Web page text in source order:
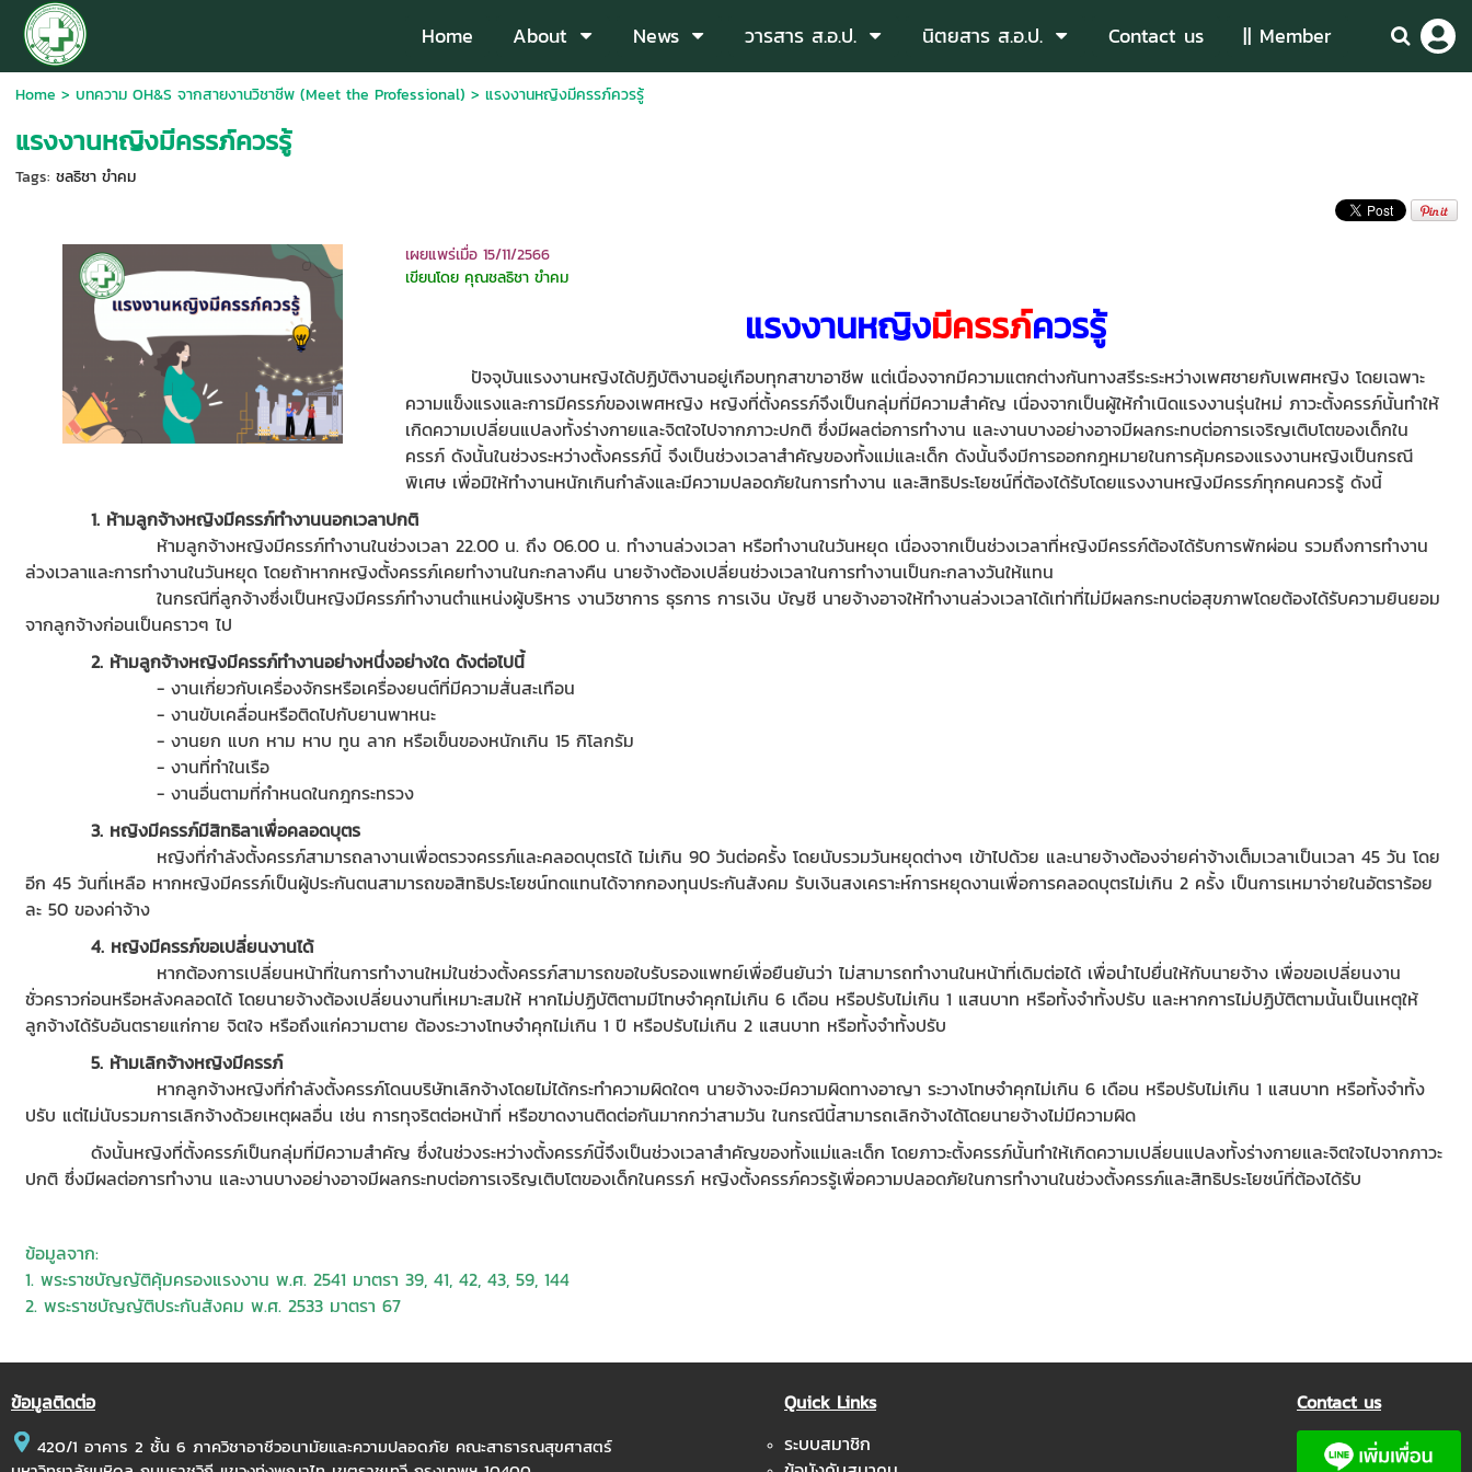
Home About News วารสาร ส.อ.ป. นิตยสาร ส.อ.ป. Contact us || Member
Home > บทความ OH&S จากสายงานวิชาชีพ (Meet the Professional) > แรงงานหญิงมีครรภ์ควรรู้
แรงงานหญิงมีครรภ์ควรรู้
Tags: ชลธิชา ขำคม
เผยแพร่เมื่อ 15/11/2566
เขียนโดย คุณชลธิชา ขำคม
แรงงานหญิงมีครรภ์ควรรู้
ปัจจุบันแรงงานหญิงได้ปฏิบัติงานอยู่เกือบทุกสาขาอาชีพ แต่เนื่องจากมีความแตกต่างกันทางสรีระระหว่างเพศชายกับเพศหญิง โดยเฉพาะ
ความแข็งแรงและการมีครรภ์ของเพศหญิง หญิงที่ตั้งครรภ์จึงเป็นกลุ่มที่มีความสำคัญ เนื่องจากเป็นผู้ให้กำเนิดแรงงานรุ่นใหม่ ภาวะตั้งครรภ์นั้นทำให้
เกิดความเปลี่ยนแปลงทั้งร่างกายและจิตใจไปจากภาวะปกติ ซึ่งมีผลต่อการทำงาน และงานบางอย่างอาจมีผลกระทบต่อการเจริญเติบโตของเด็กใน
ครรภ์ ดังนั้นในช่วงระหว่างตั้งครรภ์นี้ จึงเป็นช่วงเวลาสำคัญของทั้งแม่และเด็ก ดังนั้นจึงมีการออกกฎหมายในการคุ้มครองแรงงานหญิงเป็นกรณี
พิเศษ เพื่อมิให้ทำงานหนักเกินกำลังและมีความปลอดภัยในการทำงาน และสิทธิประโยชน์ที่ต้องได้รับโดยแรงงานหญิงมีครรภ์ทุกคนควรรู้ ดังนี้
1. ห้ามลูกจ้างหญิงมีครรภ์ทำงานนอกเวลาปกติ
ห้ามลูกจ้างหญิงมีครรภ์ทำงานในช่วงเวลา 22.00 น. ถึง 06.00 น. ทำงานล่วงเวลา หรือทำงานในวันหยุด เนื่องจากเป็นช่วงเวลาที่หญิงมีครรภ์ต้องได้รับการพักผ่อน รวมถึงการทำงาน
ล่วงเวลาและการทำงานในวันหยุด โดยถ้าหากหญิงตั้งครรภ์เคยทำงานในกะกลางคืน นายจ้างต้องเปลี่ยนช่วงเวลาในการทำงานเป็นกะกลางวันให้แทน
ในกรณีที่ลูกจ้างซึ่งเป็นหญิงมีครรภ์ทำงานตำแหน่งผู้บริหาร งานวิชาการ ธุรการ การเงิน บัญชี นายจ้างอาจให้ทำงานล่วงเวลาได้เท่าที่ไม่มีผลกระทบต่อสุขภาพโดยต้องได้รับความยินยอม
จากลูกจ้างก่อนเป็นคราวๆ ไป
2. ห้ามลูกจ้างหญิงมีครรภ์ทำงานอย่างหนึ่งอย่างใด ดังต่อไปนี้
- งานเกี่ยวกับเครื่องจักรหรือเครื่องยนต์ที่มีความสั่นสะเทือน
- งานขับเคลื่อนหรือติดไปกับยานพาหนะ
- งานยก แบก หาม หาบ ทูน ลาก หรือเข็นของหนักเกิน 15 กิโลกรัม
- งานที่ทำในเรือ
- งานอื่นตามที่กำหนดในกฎกระทรวง
3. หญิงมีครรภ์มีสิทธิลาเพื่อคลอดบุตร
หญิงที่กำลังตั้งครรภ์สามารถลางานเพื่อตรวจครรภ์และคลอดบุตรได้ ไม่เกิน 90 วันต่อครั้ง โดยนับรวมวันหยุดต่างๆ เข้าไปด้วย และนายจ้างต้องจ่ายค่าจ้างเต็มเวลาเป็นเวลา 45 วัน โดย
อีก 45 วันที่เหลือ หากหญิงมีครรภ์เป็นผู้ประกันตนสามารถขอสิทธิประโยชน์ทดแทนได้จากกองทุนประกันสังคม รับเงินสงเคราะห์การหยุดงานเพื่อการคลอดบุตรไม่เกิน 2 ครั้ง เป็นการเหมาจ่ายในอัตราร้อย
ละ 50 ของค่าจ้าง
4. หญิงมีครรภ์ขอเปลี่ยนงานได้
หากต้องการเปลี่ยนหน้าที่ในการทำงานใหม่ในช่วงตั้งครรภ์สามารถขอใบรับรองแพทย์เพื่อยืนยันว่า ไม่สามารถทำงานในหน้าที่เดิมต่อได้ เพื่อนำไปยื่นให้กับนายจ้าง เพื่อขอเปลี่ยนงาน
ชั่วคราวก่อนหรือหลังคลอดได้ โดยนายจ้างต้องเปลี่ยนงานที่เหมาะสมให้ หากไม่ปฏิบัติตามมีโทษจำคุกไม่เกิน 6 เดือน หรือปรับไม่เกิน 1 แสนบาท หรือทั้งจำทั้งปรับ และหากการไม่ปฏิบัติตามนั้นเป็นเหตุให้
ลูกจ้างได้รับอันตรายแก่กาย จิตใจ หรือถึงแก่ความตาย ต้องระวางโทษจำคุกไม่เกิน 1 ปี หรือปรับไม่เกิน 2 แสนบาท หรือทั้งจำทั้งปรับ
5. ห้ามเลิกจ้างหญิงมีครรภ์
หากลูกจ้างหญิงที่กำลังตั้งครรภ์โดนบริษัทเลิกจ้างโดยไม่ได้กระทำความผิดใดๆ นายจ้างจะมีความผิดทางอาญา ระวางโทษจำคุกไม่เกิน 6 เดือน หรือปรับไม่เกิน 1 แสนบาท หรือทั้งจำทั้ง
ปรับ แต่ไม่นับรวมการเลิกจ้างด้วยเหตุผลอื่น เช่น การทุจริตต่อหน้าที่ หรือขาดงานติดต่อกันมากกว่าสามวัน ในกรณีนี้สามารถเลิกจ้างได้โดยนายจ้างไม่มีความผิด
ดังนั้นหญิงที่ตั้งครรภ์เป็นกลุ่มที่มีความสำคัญ ซึ่งในช่วงระหว่างตั้งครรภ์นี้จึงเป็นช่วงเวลาสำคัญของทั้งแม่และเด็ก โดยภาวะตั้งครรภ์นั้นทำให้เกิดความเปลี่ยนแปลงทั้งร่างกายและจิตใจไปจากภาวะ
ปกติ ซึ่งมีผลต่อการทำงาน และงานบางอย่างอาจมีผลกระทบต่อการเจริญเติบโตของเด็กในครรภ์ หญิงตั้งครรภ์ควรรู้เพื่อความปลอดภัยในการทำงานในช่วงตั้งครรภ์และสิทธิประโยชน์ที่ต้องได้รับ
ข้อมูลจาก:
1. พระราชบัญญัติคุ้มครองแรงงาน พ.ศ. 2541 มาตรา 39, 41, 42, 43, 59, 144
2. พระราชบัญญัติประกันสังคม พ.ศ. 2533 มาตรา 67
ข้อมูลติดต่อ
420/1 อาคาร 2 ชั้น 6 ภาควิชาอาชีวอนามัยและความปลอดภัย คณะสาธารณสุขศาสตร์
Quick Links
ระบบสมาชิก
Contact us